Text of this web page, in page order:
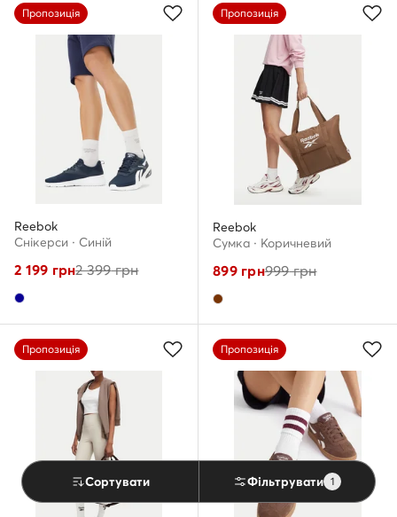
Сортувати Фільтрувати 1
Пропозиція
Reebok
Снікерcи · Cиній
2 199 грн2 399грн
Пропозиція
Reebok
Сумка · Коричневий
899грн999грн
Пропозиція Пропозиція